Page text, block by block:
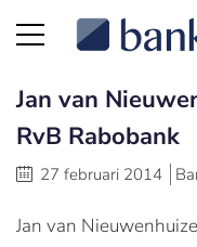
Jan van
RvB Rabobank
27 februari 2014
Jan van